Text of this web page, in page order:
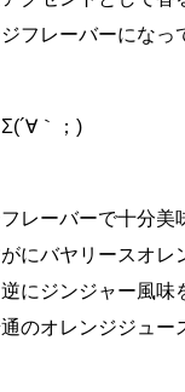
フレーバーになっ
｀；)
レーバーで十分美
にバヤリースオレ
にジンジャー風味
のオレンジジュー